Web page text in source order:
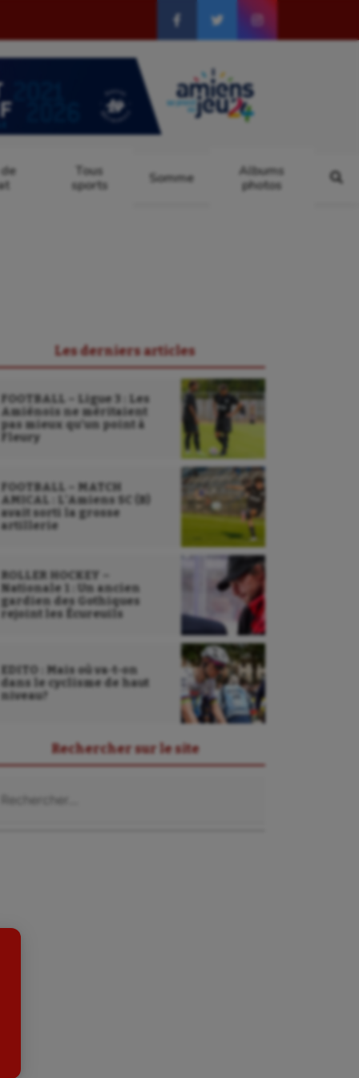
Tous
sports
Somme
Albums
photos
Sarbacane
Les derniers articles
FOOTBALL – Ligue 3 : Les
Amiénois ne méritaient
pas mieux qu’un point à
Fleury
FOOTBALL – MATCH
AMICAL : L’Amiens SC (B)
avait sorti la grosse
artillerie
ROLLER HOCKEY –
Nationale 1 : Un ancien
gardien des Gothiques
rejoint les Écureuils
EDITO : Mais où va-t-on
dans le cyclisme de haut
niveau?
Rechercher sur le site